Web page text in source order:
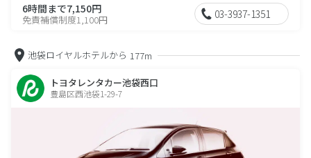
6時間まで7,150円
免責補償制度1,100円 03-3937-1351
池袋ロイヤルホテルから 177m
トヨタレンタカー池袋西口
豊島区西池袋1-29-7